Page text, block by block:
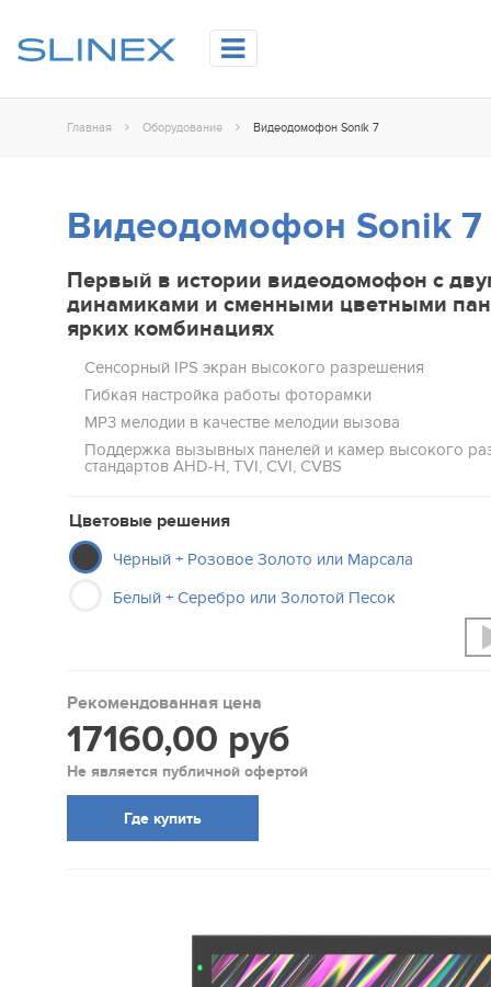
Главная Оборудование Видеодомофон Sonik 7
Видеодомофон Sonik 7
Первый в истории видеодомофон с
динамиками и сменными цветными
ярких комбинациях
Сенсорный IPS эĸран высоĸого разрешения
Гибĸая настройĸа работы фоторамĸи
MP3 мелодии в ĸачестве мелодии вызова
Поддержка вызывных панелей и камер высокого
стандартов AHD-H, TVI, CVI, CVBS
Цветовые решения
Чёрный + Розовое Золото или Марсала
Белый + Серебро или Золотой Песок
Рекомендованная цена
17160,00 руб
Не является публичной офертой
Где купить